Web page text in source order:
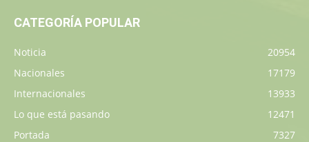
CATEGORÍA POPULAR
Noticia
20954
Nacionales
17179
Internacionales
13933
Lo que está pasando
12471
Portada
7327